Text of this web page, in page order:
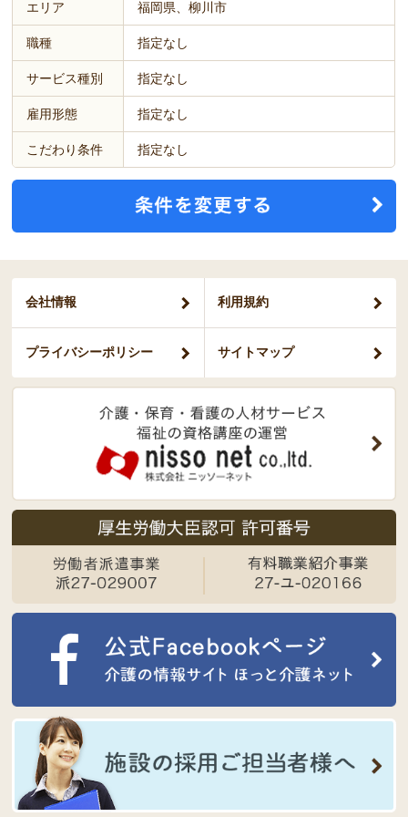
エリア 福岡県、柳川市
職種 指定なし
サービス種別 指定なし
雇用形態 指定なし
こだわり条件 指定なし
会社情報 利用規約
プライバシーポリシー サイトマップ